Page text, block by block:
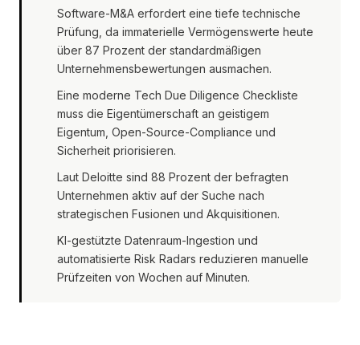
Software-M&A erfordert eine tiefe technische
Prüfung, da immaterielle Vermögenswerte heute
über 87 Prozent der standardmäßigen
Unternehmensbewertungen ausmachen.
Eine moderne Tech Due Diligence Checkliste
muss die Eigentümerschaft an geistigem
Eigentum, Open-Source-Compliance und
Sicherheit priorisieren.
Laut Deloitte sind 88 Prozent der befragten
Unternehmen aktiv auf der Suche nach
strategischen Fusionen und Akquisitionen.
KI-gestützte Datenraum-Ingestion und
automatisierte Risk Radars reduzieren manuelle
Prüfzeiten von Wochen auf Minuten.